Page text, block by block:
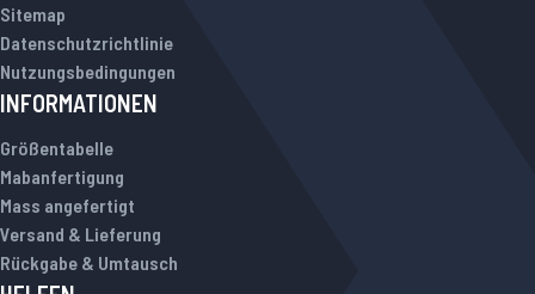
Sitemap
Datenschutzrichtlinie
Nutzungsbedingungen
INFORMATIONEN
Größentabelle
Mabanfertigung
Mass angefertigt
Versand & Lieferung
Rückgabe & Umtausch